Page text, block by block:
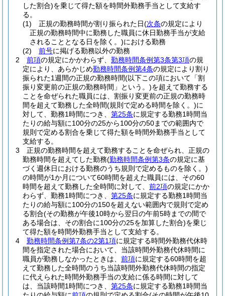
した割合)を乗じて得た額を時間外勤務手当として支給す
る。
(1)
正規の勤務時間が割り振られた日(次条の規定により
正規の勤務時間中に勤務した職員に休日勤務手当が支給
されることとなる日を除く。)における勤務
(2)
前号に掲げる勤務以外の勤務
2
前項の規定にかかわらず、 勤務時間条例第3条第3項の規
定により、あらかじめ勤務時間条例第4条の規定により割り
振られた1週間の正規の勤務時間(以下この項において「割
振り変更前の正規の勤務時間」という。)を超えて勤務する
ことを命ぜられた職員には、割振り変更前の正規の勤務時
間を超えて勤務した全時間(規則で定める時間を除く。)に
対して、勤務1時間につき、 第25条に規定する勤務1時間当
たりの給与額に100分の25から100分の50までの範囲内で
規則で定める割合を乗じて得た額を時間外勤務手当として
支給する。
3
正規の勤務時間を超えて勤務することを命ぜられ、正規の
勤務時間を超えてした勤務(勤務時間条例第3条の規定に基
づく週休日における勤務のうち規則で定めるものを除く。)
の時間が1か月について60時間を超えた職員には、その60
時間を超えて勤務した全時間に対して、 前2項の規定にかか
わらず、勤務1時間につき、 第25条に規定する勤務1時間当
たりの給与額に100分の150を超えない範囲内で規則で定め
る割合(その勤務が午後10時から翌日の午前5時までの間で
ある場合は、その割合に100分の25を加算した割合)を乗じ
て得た額を時間外勤務手当として支給する。
4
勤務時間条例第7条の2第1項に規定する時間外勤務代休時
間を指定された場合において、当該時間外勤務代休時間に
職員が勤務しなかったときは、 前項に規定する60時間を超
えて勤務した全時間のうち当該時間外勤務代休時間の指定
に代えられた時間外勤務手当の支給に係る時間に対して
は、当該時間1時間につき、 第25条に規定する勤務1時間当